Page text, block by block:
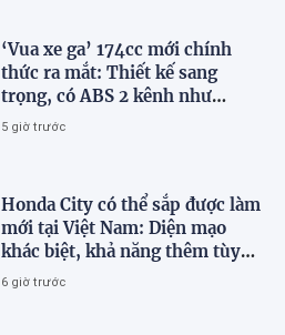
‘Vua xe ga’ 174cc mới chính
thức ra mắt: Thiết kế sang
trọng, có ABS 2 kênh như
Honda SH, giá hấp dẫn
5 giờ trước
Honda City có thể sắp được làm
mới tại Việt Nam: Diện mạo
khác biệt, khả năng thêm tùy
chọn hybrid?
6 giờ trước